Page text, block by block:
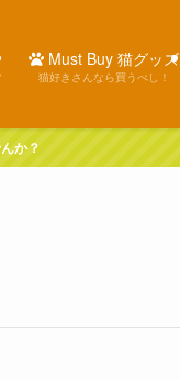
Must Buy 猫グッズ
猫好きさんなら買うべし！
か？